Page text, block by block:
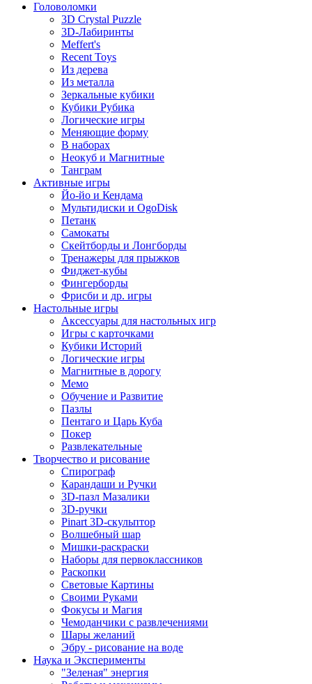
Головоломки
3D Crystal Puzzle
3D-Лабиринты
Meffert's
Recent Toys
Из дерева
Из металла
Зеркальные кубики
Кубики Рубика
Логические игры
Меняющие форму
В наборах
Неокуб и Магнитные
Танграм
Активные игры
Йо-йо и Кендама
Мультидиски и OgoDisk
Петанк
Самокаты
Скейтборды и Лонгборды
Тренажеры для прыжков
Фиджет-кубы
Фингерборды
Фрисби и др. игры
Настольные игры
Аксессуары для настольных игр
Игры с карточками
Кубики Историй
Логические игры
Магнитные в дорогу
Мемо
Обучение и Развитие
Пазлы
Пентаго и Царь Куба
Покер
Развлекательные
Творчество и рисование
Спирограф
Карандаши и Ручки
3D-пазл Мазалики
3D-ручки
Pinart 3D-скульптор
Волшебный шар
Мишки-раскраски
Наборы для первоклассников
Раскопки
Световые Картины
Своими Руками
Фокусы и Магия
Чемоданчики с развлечениями
Шары желаний
Эбру - рисование на воде
Наука и Эксперименты
"Зеленая" энергия